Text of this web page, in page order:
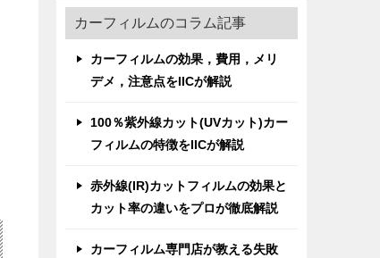
カーフィルムのコラム記事
カーフィルムの効果，費用，メリ
デメ，注意点をIICが解説
100％紫外線カット(UVカット)カー
フィルムの特徴をIICが解説
赤外線(IR)カットフィルムの効果と
カット率の違いをプロが徹底解説
カーフィルム専門店が教える失敗